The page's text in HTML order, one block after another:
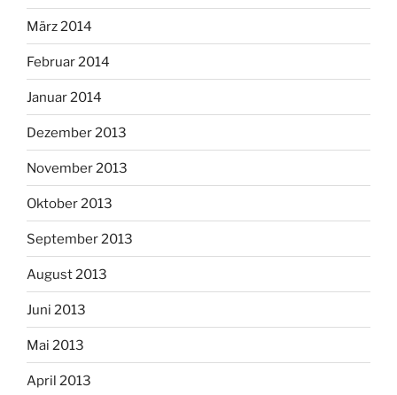
März 2014
Februar 2014
Januar 2014
Dezember 2013
November 2013
Oktober 2013
September 2013
August 2013
Juni 2013
Mai 2013
April 2013